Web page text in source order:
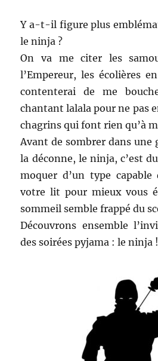
Y a-t-il figure plus
le ninja ?
On va me citer les
l’Empereur, les écolières
contenterai de me
chantant lalala pour ne pas
chagrins qui font rien qu’à
Avant de sombrer dans une
la déconne, le ninja, c’est
moquer d’un type capable
votre lit pour mieux vous
sommeil semble frappé du
Découvrons ensemble
des soirées pyjama : le ninja !